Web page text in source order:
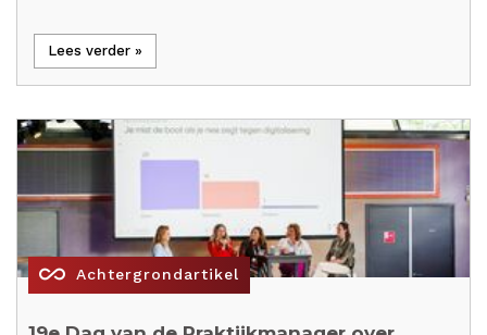
Lees verder »
all_inclusive Achtergrondartikel